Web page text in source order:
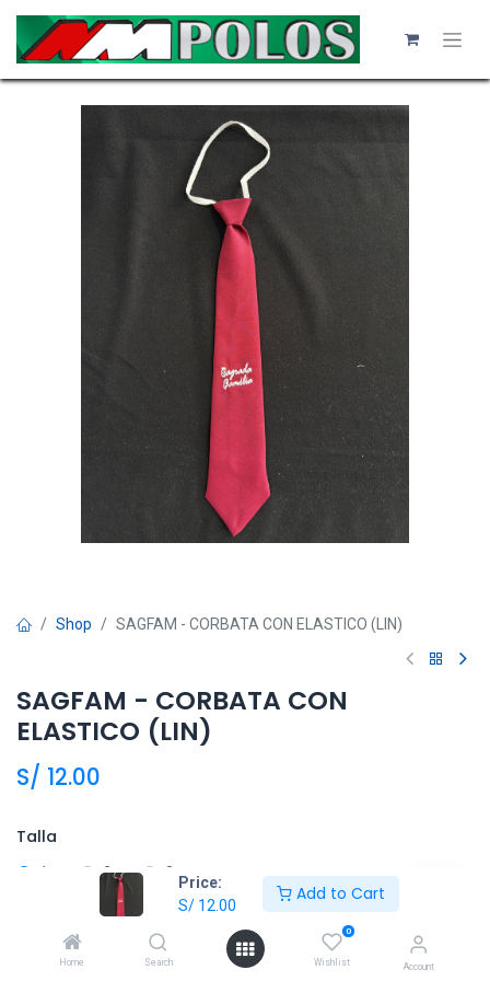
Price:
S/ 12.00
Add to Cart
Home Search
0
Wishlist Account
Shop SAGFAM - CORBATA CON ELASTICO (LIN)
SAGFAM - CORBATA CON
ELASTICO (LIN)
S/ 12.00
Talla
1 2 3
Añadir al carrito